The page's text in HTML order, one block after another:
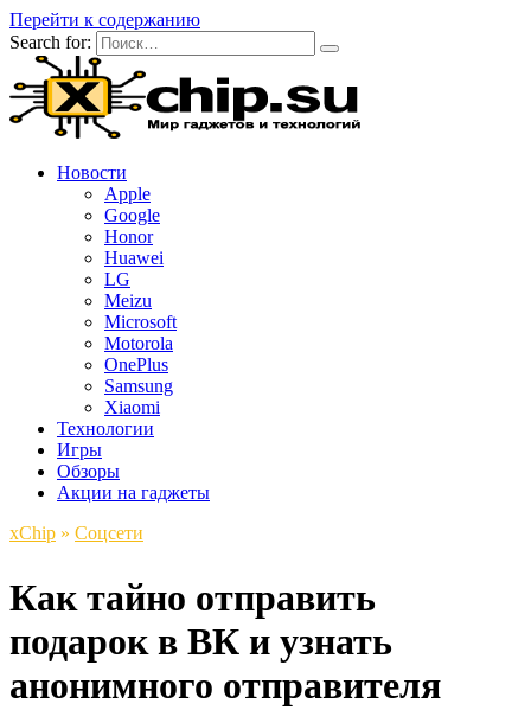
Перейти к содержанию
Search for:
Новости
Apple
Google
Honor
Huawei
LG
Meizu
Microsoft
Motorola
OnePlus
Samsung
Xiaomi
Технологии
Игры
Обзоры
Акции на гаджеты
xСhip » Соцсети
Как тайно отправить
подарок в ВК и узнать
анонимного отправителя